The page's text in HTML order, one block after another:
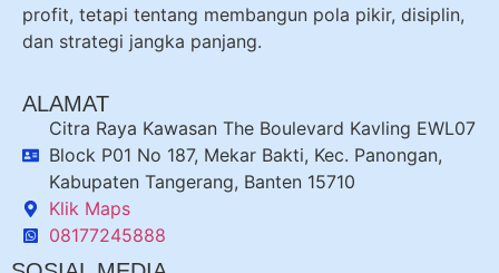
profit, tetapi tentang membangun pola pikir, disiplin,
dan strategi jangka panjang.
ALAMAT
Citra Raya Kawasan The Boulevard Kavling EWL07
Block P01 No 187, Mekar Bakti, Kec. Panongan,
Kabupaten Tangerang, Banten 15710
Klik Maps
08177245888